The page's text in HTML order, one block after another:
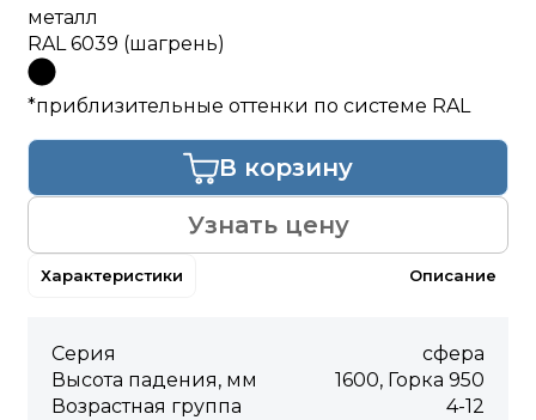
Характеристики Описание
Серия
сфера
Высота падения, мм
1600, Горка 950
Возрастная группа
4-12
металл
RAL 6039 (шагрень)
*приблизительные оттенки по системе RAL
Узнать цену
В корзину